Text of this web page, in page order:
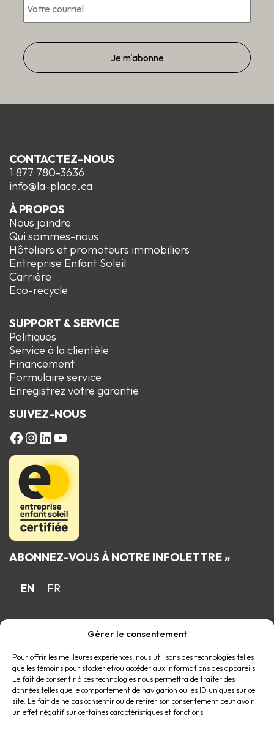
Gérer le consentement
Pour offrir les meilleures expériences, nous utilisons des technologies telles
que les témoins pour stocker et/ou accéder aux informations des appareils.
Le fait de consentir à ces technologies nous permettra de traiter des
données telles que le comportement de navigation ou les ID uniques sur ce
site. Le fait de ne pas consentir ou de retirer son consentement peut avoir
un effet négatif sur certaines caractéristiques et fonctions.
CONTACTEZ-NOUS
1 877 780-3636
info@la-place.ca
À PROPOS
Nous joindre
Qui sommes-nous
Hôteliers et promoteurs immobiliers
Entreprise Enfant Soleil
Carrière
Eco-recycle
SUPPORT & SERVICE
Politiques
Service à la clientèle
Financement
Formulaire service
Enregistrez votre garantie
SUIVEZ-NOUS
FACEBOOK
Instagram
LinkedIn
YouTube
ABONNEZ-VOUS À NOTRE INFOLETTRE »
EN FR
Fière entreprise familiale québécoise
membre du